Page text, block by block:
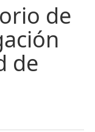
de
de